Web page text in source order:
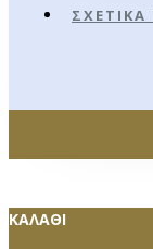
ΚΑΛΆΘΙ